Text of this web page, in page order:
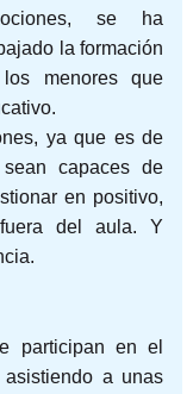
se ha
la formación
menores que
ya que es de
capaces de
en positivo,
del aula. Y
participan en el
a unas